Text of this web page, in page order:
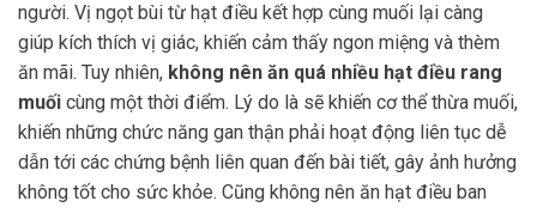
người. Vị ngọt bùi từ hạt điều kết hợp cùng muối lại càng
giúp kích thích vị giác, khiến cảm thấy ngon miệng và thèm
ăn mãi. Tuy nhiên, không nên ăn quá nhiều hạt điều rang
muối cùng một thời điểm. Lý do là sẽ khiến cơ thể thừa muối,
khiến những chức năng gan thận phải hoạt động liên tục dễ
dẫn tới các chứng bệnh liên quan đến bài tiết, gây ảnh hưởng
không tốt cho sức khỏe. Cũng không nên ăn hạt điều ban